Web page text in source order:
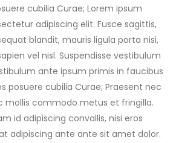
cubilia Curae; Lorem ipsum
adipiscing elit. Fusce sagittis,
blandit, mauris ligula porta nisi,
vel nisl. Suspendisse vestibulum
ante ipsum primis in faucibus
posuere cubilia Curae; Praesent nec
mollis commodo metus et fringilla.
id adipiscing convallis, nisi eros
adipiscing ante ante sit amet dolor.